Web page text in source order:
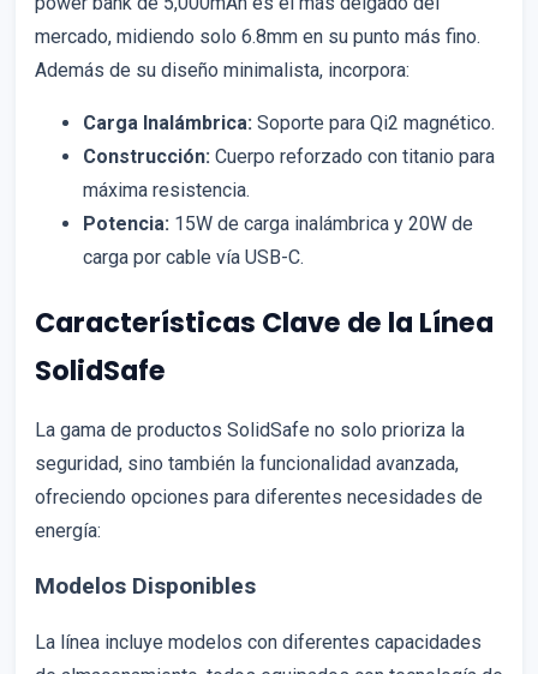
mercado, midiendo solo 6.8mm en su punto más fino.
Además de su diseño minimalista, incorpora:
Carga Inalámbrica: Soporte para Qi2 magnético.
Construcción: Cuerpo reforzado con titanio para
máxima resistencia.
Potencia: 15W de carga inalámbrica y 20W de
carga por cable vía USB-C.
Características Clave de la Línea
SolidSafe
La gama de productos SolidSafe no solo prioriza la
seguridad, sino también la funcionalidad avanzada,
ofreciendo opciones para diferentes necesidades de
energía:
Modelos Disponibles
La línea incluye modelos con diferentes capacidades